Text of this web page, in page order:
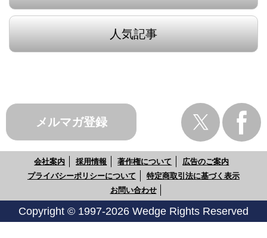
人気記事
メルマガ登録
会社案内 採用情報 著作権について
広告のご案内
プライバシーポリシーについて
特定商取引法に基づく表示
お問い合わせ
Copyright © 1997-2026 Wedge Rights Reserved